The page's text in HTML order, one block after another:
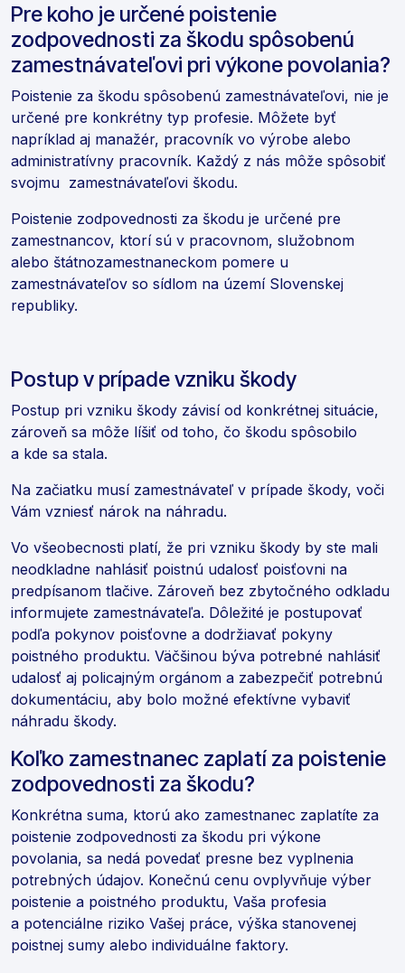
Pre koho je určené poistenie
zodpovednosti za škodu spôsobenú
zamestnávateľovi pri výkone povolania?
Poistenie za škodu spôsobenú zamestnávateľovi, nie je
určené pre konkrétny typ profesie. Môžete byť
napríklad aj manažér, pracovník vo výrobe alebo
administratívny pracovník. Každý z nás môže spôsobiť
svojmu zamestnávateľovi škodu.
Poistenie zodpovednosti za škodu je určené pre
zamestnancov, ktorí sú v pracovnom, služobnom
alebo štátnozamestnaneckom pomere u
zamestnávateľov so sídlom na území Slovenskej
republiky.
Postup v prípade vzniku škody
Postup pri vzniku škody závisí od konkrétnej situácie,
zároveň sa môže líšiť od toho, čo škodu spôsobilo
a kde sa stala.
Na začiatku musí zamestnávateľ v prípade škody, voči
Vám vzniesť nárok na náhradu.
Vo všeobecnosti platí, že pri vzniku škody by ste mali
neodkladne nahlásiť poistnú udalosť poisťovni na
predpísanom tlačive. Zároveň bez zbytočného odkladu
informujete zamestnávateľa. Dôležité je postupovať
podľa pokynov poisťovne a dodržiavať pokyny
poistného produktu. Väčšinou býva potrebné nahlásiť
udalosť aj policajným orgánom a zabezpečiť potrebnú
dokumentáciu, aby bolo možné efektívne vybaviť
náhradu škody.
Koľko zamestnanec zaplatí za poistenie
zodpovednosti za škodu?
Konkrétna suma, ktorú ako zamestnanec zaplatíte za
poistenie zodpovednosti za škodu pri výkone
povolania, sa nedá povedať presne bez vyplnenia
potrebných údajov. Konečnú cenu ovplyvňuje výber
poistenie a poistného produktu, Vaša profesia
a potenciálne riziko Vašej práce, výška stanovenej
poistnej sumy alebo individuálne faktory.